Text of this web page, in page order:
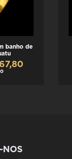
banho de
NOS